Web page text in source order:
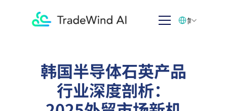
韩国半导体石英产品
行业深度剖析：
简体中文